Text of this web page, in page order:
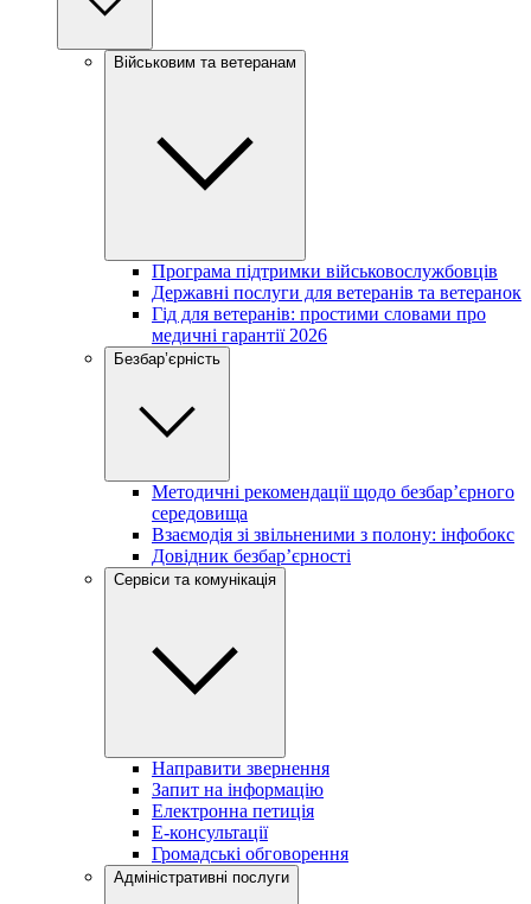
Військовим та ветеранам
Програма підтримки військовослужбовців
Державні послуги для ветеранів та ветеранок
Гід для ветеранів: простими словами про
медичні гарантії 2026
Безбар’єрність
Методичні рекомендації щодо безбар’єрного
середовища
Взаємодія зі звільненими з полону: інфобокс
Довідник безбар’єрності
Сервіси та комунікація
Направити звернення
Запит на інформацію
Електронна петиція
Е-консультації
Громадські обговорення
Адміністративні послуги